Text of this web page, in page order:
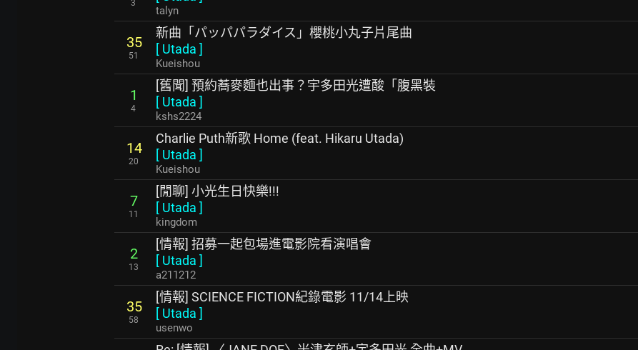
3
talyn
35
51
新曲「パッパパラダイス」櫻桃小丸子片尾曲
[ Utada ]
Kueishou
1
4
[舊聞] 預約蕎麥麵也出事？宇多田光遭酸「腹黑裝
[ Utada ]
kshs2224
14
20
Charlie Puth新歌 Home (feat. Hikaru Utada)
[ Utada ]
Kueishou
7
11
[閒聊] 小光生日快樂!!!
[ Utada ]
kingdom
2
13
[情報] 招募一起包場進電影院看演唱會
[ Utada ]
a211212
35
58
[情報] SCIENCE FICTION紀錄電影 11/14上映
[ Utada ]
usenwo